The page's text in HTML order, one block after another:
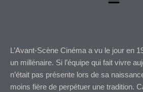
L’Avant-Scène Cinéma a vu le jour en
un millénaire. Si l’équipe qui fait vivre
n’était pas présente lors de sa
moins fière de perpétuer une tradition.